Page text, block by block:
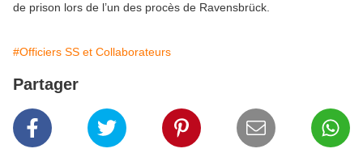
de prison lors de l’un des procès de Ravensbrück.
#Officiers SS et Collaborateurs
Partager